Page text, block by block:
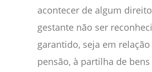
acontecer de algum
gestante não ser
garantido, seja em relação
pensão, à partilha de